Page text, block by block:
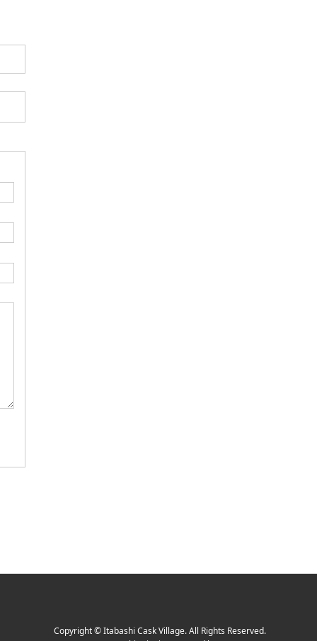
Copyright©Itabashi Cask Village. All Rights Reserved.